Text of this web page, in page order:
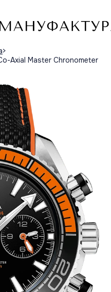
Axial Master Chronometer